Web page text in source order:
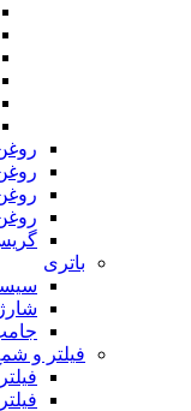
باتری
فیلتر و